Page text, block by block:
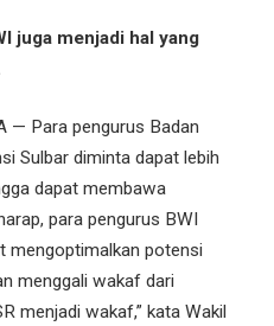
juga menjadi hal yang
— Para pengurus Badan
Sulbar diminta dapat lebih
dapat membawa
para pengurus BWI
mengoptimalkan potensi
menggali wakaf dari
menjadi wakaf,” kata Wakil